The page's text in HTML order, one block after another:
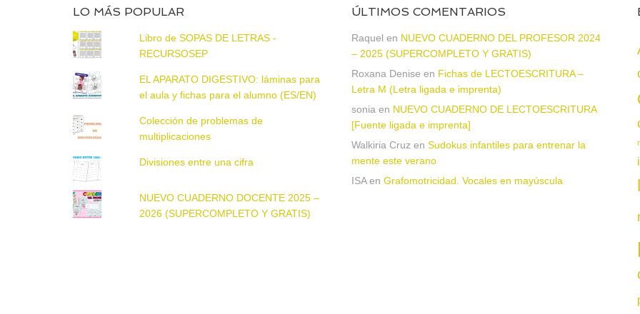
LO MÁS POPULAR
Libro de SOPAS DE LETRAS -
RECURSOSEP
EL APARATO DIGESTIVO: láminas para
el aula y fichas para el alumno (ES/EN)
Colección de problemas de
multiplicaciones
Divisiones entre una cifra
NUEVO CUADERNO DOCENTE 2025 –
2026 (SUPERCOMPLETO Y GRATIS)
ÚLTIMOS COMENTARIOS
Raquel en NUEVO CUADERNO DEL PROFESOR 2024
– 2025 (SUPERCOMPLETO Y GRATIS)
Roxana Denise en Fichas de LECTOESCRITURA –
Letra M (Letra ligada e imprenta)
sonia en NUEVO CUADERNO DE LECTOESCRITURA
[Fuente ligada e imprenta]
Walkiria Cruz en Sudokus infantiles para entrenar la
mente este verano
ISAen Grafomotricidad. Vocales en mayúscula